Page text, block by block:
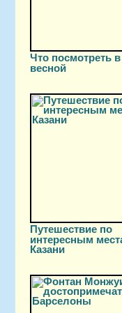
Что посмотреть
весной
Путешествие по
интересным
Казани